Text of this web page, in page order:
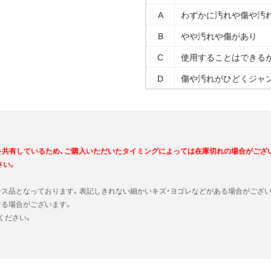
A
わずかに汚れや傷や汚
B
やや汚れや傷があり
C
使用することはできる
D
傷や汚れがひどくジャ
有しているため、ご購入いただいたタイミングによっては在庫切れの場合がご
。
品となっております。表記しきれない細かいキズ・ヨゴレなどがある場合がござ
場合がございます。
さい。